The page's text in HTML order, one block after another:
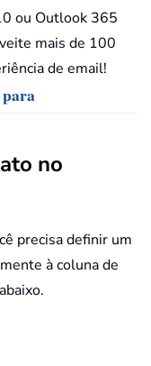
ou Outlook 365
mais de 100
de email!
para
no
precisa definir um
à coluna de